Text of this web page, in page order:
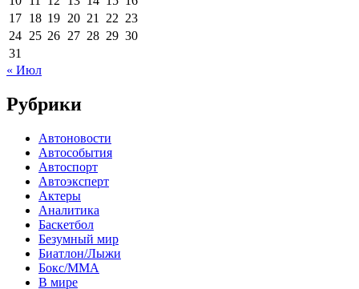
17 18 19 20 21 22 23
24 25 26 27 28 29 30
31
« Июл
Рубрики
Автоновости
Автособытия
Автоспорт
Автоэксперт
Актеры
Аналитика
Баскетбол
Безумный мир
Биатлон/Лыжи
Бокс/MMA
В мире